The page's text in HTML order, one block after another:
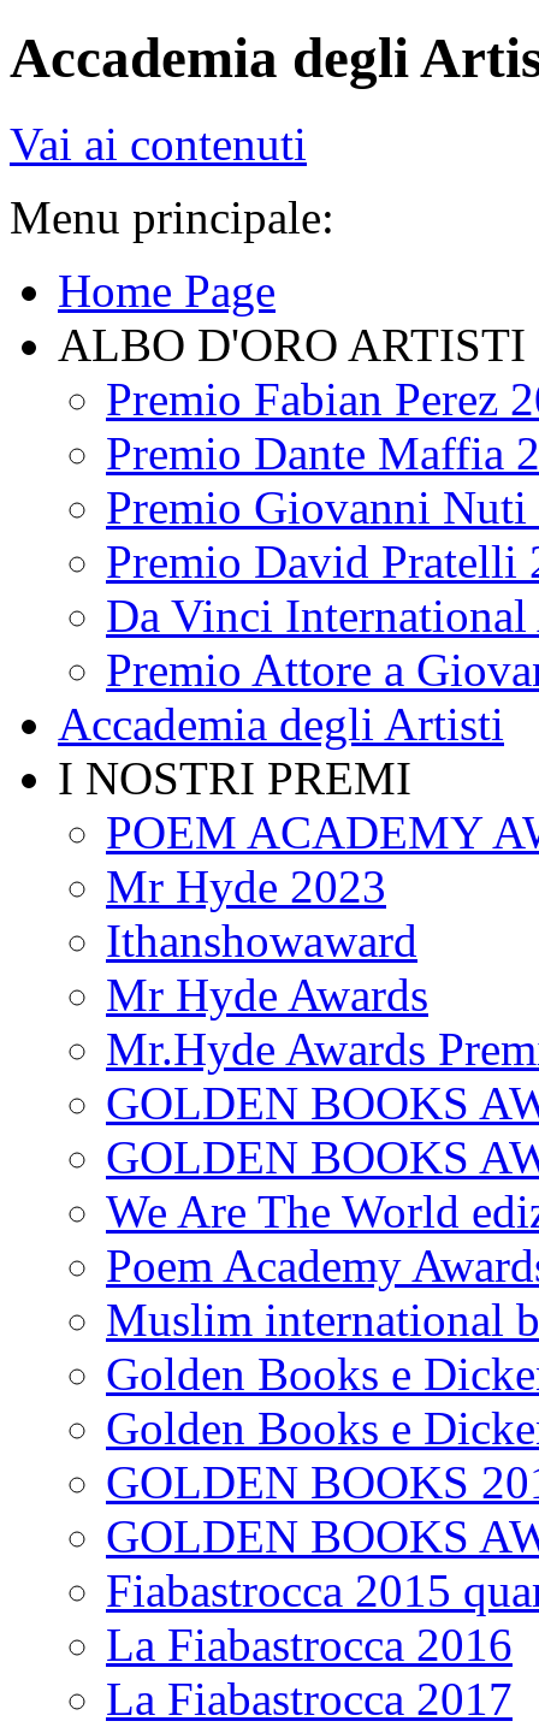
Accademia degli
Vai ai contenuti
Menu principale:
Home Page
ALBO D'ORO ARTISTI
Premio Fabian Perez
Premio Dante Maffia
Premio Giovanni Nuti
Premio David Pratelli
Da Vinci International
Premio Attore a
Accademia degli Artisti
I NOSTRI PREMI
POEM ACADEMY
Mr Hyde 2023
Ithanshowaward
Mr Hyde Awards
Mr.Hyde Awards
GOLDEN BOOKS
GOLDEN BOOKS
We Are The World
Poem Academy
Muslim international
Golden Books e
Golden Books e
GOLDEN BOOKS
GOLDEN BOOKS
Fiabastrocca 2015
La Fiabastrocca 2016
La Fiabastrocca 2017